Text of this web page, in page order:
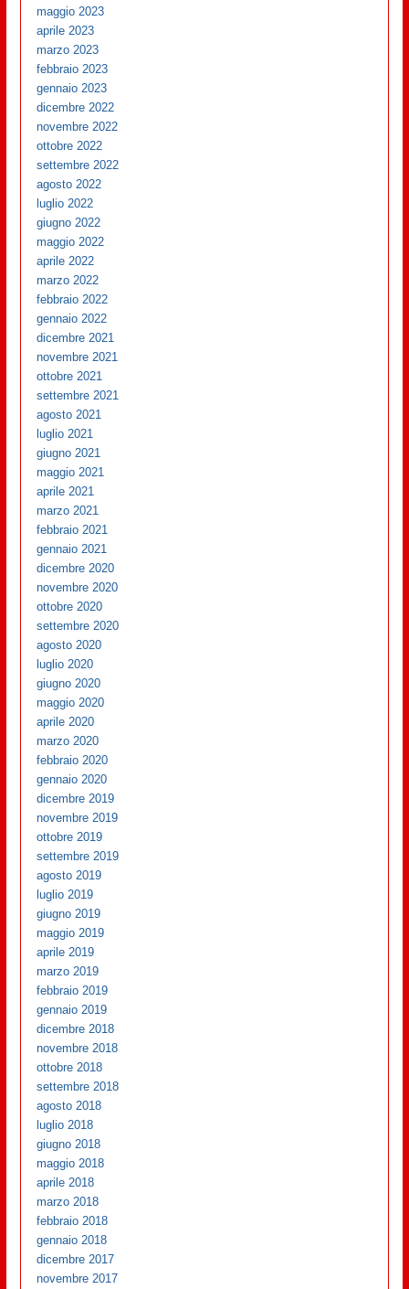
maggio 2023
aprile 2023
marzo 2023
febbraio 2023
gennaio 2023
dicembre 2022
novembre 2022
ottobre 2022
settembre 2022
agosto 2022
luglio 2022
giugno 2022
maggio 2022
aprile 2022
marzo 2022
febbraio 2022
gennaio 2022
dicembre 2021
novembre 2021
ottobre 2021
settembre 2021
agosto 2021
luglio 2021
giugno 2021
maggio 2021
aprile 2021
marzo 2021
febbraio 2021
gennaio 2021
dicembre 2020
novembre 2020
ottobre 2020
settembre 2020
agosto 2020
luglio 2020
giugno 2020
maggio 2020
aprile 2020
marzo 2020
febbraio 2020
gennaio 2020
dicembre 2019
novembre 2019
ottobre 2019
settembre 2019
agosto 2019
luglio 2019
giugno 2019
maggio 2019
aprile 2019
marzo 2019
febbraio 2019
gennaio 2019
dicembre 2018
novembre 2018
ottobre 2018
settembre 2018
agosto 2018
luglio 2018
giugno 2018
maggio 2018
aprile 2018
marzo 2018
febbraio 2018
gennaio 2018
dicembre 2017
novembre 2017